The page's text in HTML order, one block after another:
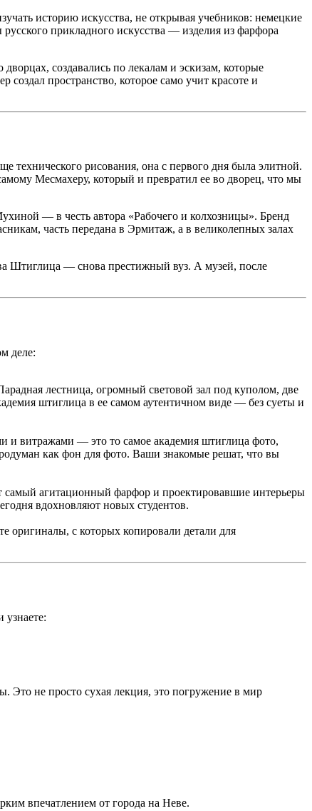
историю искусства, не открывая учебников: немецкие
прикладного искусства — изделия из фарфора
создавались по лекалам и эскизам, которые
пространство, которое само учит красоте и
технического рисования, она с первого дня была элитной.
Месмахеру, который и превратил ее во дворец, что мы
— в честь автора «Рабочего и колхозницы». Бренд
часть передана в Эрмитаж, а в великолепных залах
Штиглица — снова престижный вуз. А музей, после
деле:
лестница, огромный световой зал под куполом, две
штиглица в ее самом аутентичном виде — без суеты и
и витражами — это то самое академия штиглица фото,
как фон для фото. Ваши знакомые решат, что вы
самый агитационный фарфор и проектировавшие интерьеры
вдохновляют новых студентов.
оригиналы, с которых копировали детали для
Это не просто сухая лекция, это погружение в мир
впечатлением от города на Неве.